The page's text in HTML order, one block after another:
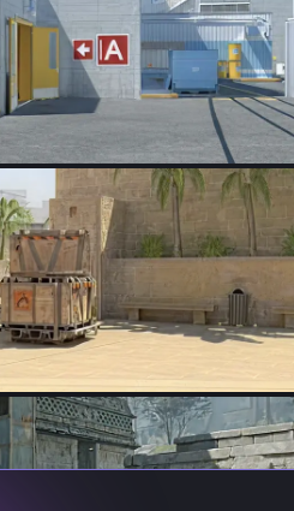
пакистано-ливанского
Hc. Летом 2022 оформил
августа 2023 перешёл
частью команды